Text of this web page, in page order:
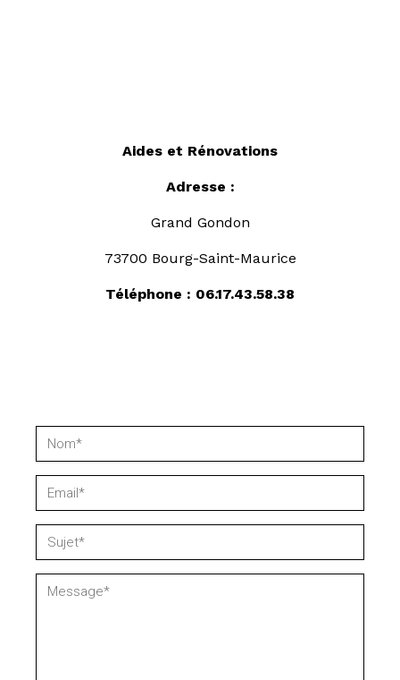
Aides et Rénovations
Adresse :
Grand Gondon
73700 Bourg-Saint-Maurice
Téléphone : 06.17.43.58.38